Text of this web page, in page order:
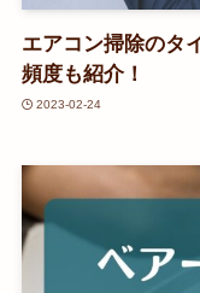
エアコン掃除のタ
頻度も紹介！
2023-02-24